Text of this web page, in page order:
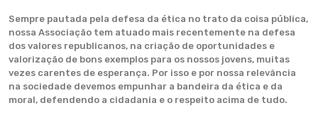
Sempre pautada pela defesa da ética no trato da coisa pública,
nossa Associação tem atuado mais recentemente na defesa
dos valores republicanos, na criação de oportunidades e
valorização de bons exemplos para os nossos jovens, muitas
vezes carentes de esperança. Por isso e por nossa relevância
na sociedade devemos empunhar a bandeira da ética e da
moral, defendendo a cidadania e o respeito acima de tudo.